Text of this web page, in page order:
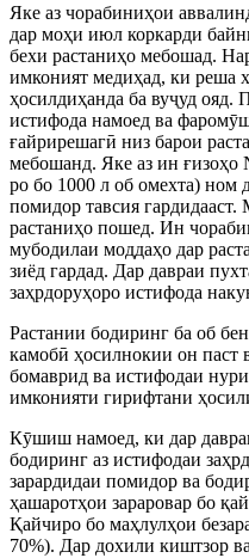
Яке аз чорабиниҳои
дар моҳи июл коркарди
бехи растаниҳо мебошад.
имконият медиҳад, ки реша
ҳосилдиҳанда ба вуҷуд ояд.
истифода намоед ва
ғайрирешагӣ низ барои
мебошанд. Яке аз ин ғизоҳо
ро бо 1000 л об омехта) ном
помидор тавсия
растаниҳо пошед. Ин
мубодилаи моддаҳо дар
зиёд гардад. Дар давраи
заҳрдоруҳоро истифода
Растании бодиринг ба об
камобӣ ҳосилнокии он паст
бомаврид ва истифодаи
имконияти гирифтани
Кӯшиш намоед, ки дар
бодиринг аз истифодаи
зарардидаи помидор ва
ҳашаротҳои зараровар бо
Қайчиро бо маҳлулҳои
70%). Дар дохили киштзор